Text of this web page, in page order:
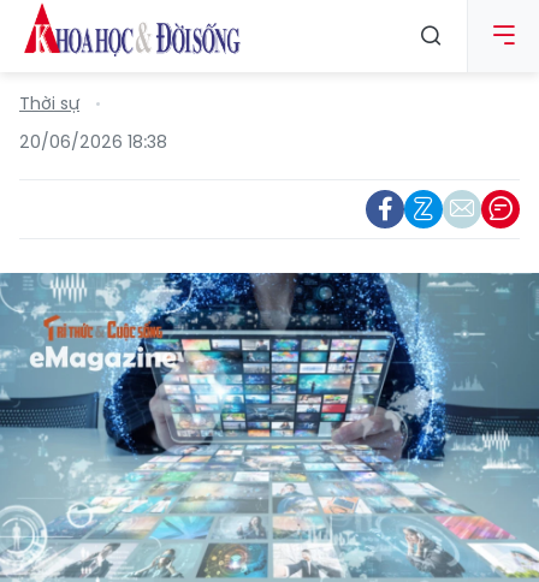
Thời sự
20/06/2026 18:38